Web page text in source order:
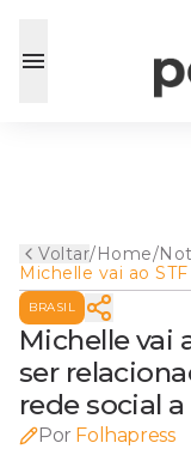
Voltar/Home/
Michelle vai ao
Gleisi após ser
pela petista em
social a 'roubo de
BRASIL
Michelle vai
ser
rede social
Por Folhapress